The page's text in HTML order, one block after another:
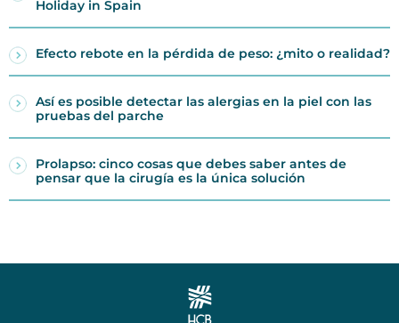
Holiday in Spain
Efecto rebote en la pérdida de peso: ¿mito o realidad?
Así es posible detectar las alergias en la piel con las
pruebas del parche
Prolapso: cinco cosas que debes saber antes de
pensar que la cirugía es la única solución